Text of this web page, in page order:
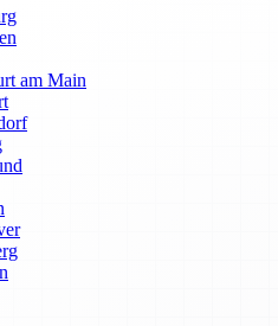
am Main